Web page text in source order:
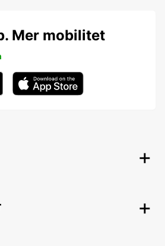
Mer mobilitet